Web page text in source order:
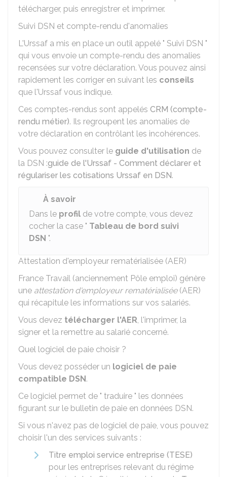
télécharger, puis enregistrer et imprimer.
Suivi DSN et compte-rendu d'anomalies
L'Urssaf a mis en place un outil appelé " Suivi DSN "
qui vous envoie un compte-rendu des anomalies
recensées sur votre déclaration. Vous pouvez ainsi
rapidement les corriger en suivant les conseils
que l'Urssaf vous indique.
Ces comptes-rendus sont appelés CRM (compte-
rendu métier). Ils regroupent les anomalies de
votre déclaration en contrôlant les incohérences.
Vous pouvez consulter le guide d'utilisation de
la DSN :guide de l'Urssaf - Comment déclarer et
régulariser les cotisations Urssaf en DSN.
À savoir
Dans le profil de votre compte, vous devez
cocher la case " Tableau de bord suivi
DSN ".
Attestation d'employeur rematérialisée (AER)
France Travail (anciennement Pôle emploi) génère
une attestation d'employeur rematérialisée(AER)
qui récapitule les informations sur vos salariés.
Vous devez télécharger l'AER, l'imprimer, la
signer et la remettre au salarié concerné.
Quel logiciel de paie choisir ?
Vous devez posséder un logiciel de paie
compatible DSN.
Ce logiciel permet de " traduire " les données
figurant sur le bulletin de paie en données DSN.
Si vous n'avez pas de logiciel de paie, vous pouvez
choisir l'un des services suivants :
Titre emploi service entreprise (TESE)
pour les entreprises relevant du régime